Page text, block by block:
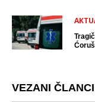
VEZANI ČLANCI